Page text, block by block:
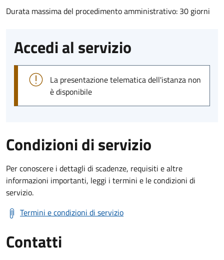
Durata massima del procedimento amministrativo: 30 giorni
Accedi al servizio
La presentazione telematica dell'istanza non
è disponibile
Condizioni di servizio
Per conoscere i dettagli di scadenze, requisiti e altre
informazioni importanti, leggi i termini e le condizioni di
servizio.
Termini e condizioni di servizio
Contatti